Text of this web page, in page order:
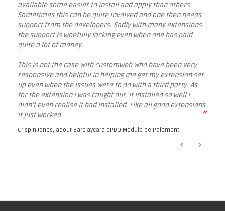
available some easier to install and apply than others.
Sometimes this can be quite involved and one then needs
support from the developers. Sadly with many extensions
the support is woefully lacking even when one has paid
quite a lot of money.
This is not the case with customweb who have been very
responsive and helpful in helping me get my extension set
up even when the issues were to do with a third party. As
for the extension I was caught out. It installed so well I
didn't even realise it had installed. Like all good extensions
it just worked.
”
Crispin Jones, about Barclaycard ePDQ Module de Paiement